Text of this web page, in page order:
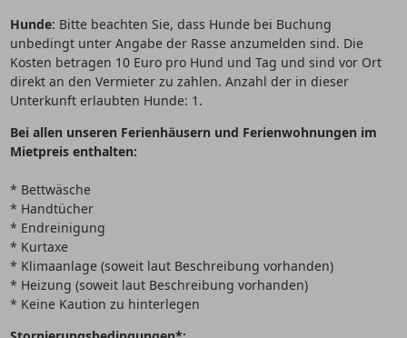
Hunde: Bitte beachten Sie, dass Hunde bei Buchung
unbedingt unter Angabe der Rasse anzumelden sind. Die
Kosten betragen 10 Euro pro Hund und Tag und sind vor Ort
direkt an den Vermieter zu zahlen. Anzahl der in dieser
Unterkunft erlaubten Hunde: 1.
Bei allen unseren Ferienhäusern und Ferienwohnungen im
Mietpreis enthalten:
* Bettwäsche
* Handtücher
* Endreinigung
* Kurtaxe
* Klimaanlage (soweit laut Beschreibung vorhanden)
* Heizung (soweit laut Beschreibung vorhanden)
* Keine Kaution zu hinterlegen